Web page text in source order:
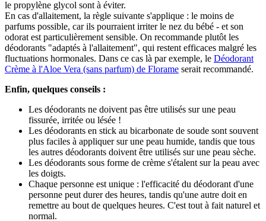
le propylène glycol sont à éviter.
En cas d'allaitement, la règle suivante s'applique : le moins de
parfums possible, car ils pourraient irriter le nez du bébé - et son
odorat est particulièrement sensible. On recommande plutôt les
déodorants "adaptés à l'allaitement", qui restent efficaces malgré les
fluctuations hormonales. Dans ce cas là par exemple, le Déodorant
Crème à l'Aloe Vera (sans parfum) de Florame serait recommandé.
Enfin, quelques conseils :
Les déodorants ne doivent pas être utilisés sur une peau
fissurée, irritée ou lésée !
Les déodorants en stick au bicarbonate de soude sont souvent
plus faciles à appliquer sur une peau humide, tandis que tous
les autres déodorants doivent être utilisés sur une peau sèche.
Les déodorants sous forme de crème s'étalent sur la peau avec
les doigts.
Chaque personne est unique : l'efficacité du déodorant d'une
personne peut durer des heures, tandis qu'une autre doit en
remettre au bout de quelques heures. C'est tout à fait naturel et
normal.